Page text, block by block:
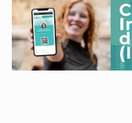
Si eres uruguayo o
Becas AUCI a las que
consultar esta web.